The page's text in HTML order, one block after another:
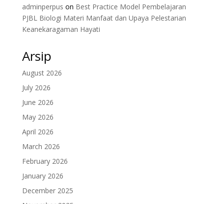
adminperpus on Best Practice Model Pembelajaran
PJBL Biologi Materi Manfaat dan Upaya Pelestarian
Keanekaragaman Hayati
Arsip
August 2026
July 2026
June 2026
May 2026
April 2026
March 2026
February 2026
January 2026
December 2025